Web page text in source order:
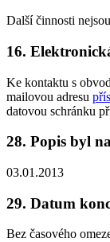
Další činnosti
16.
Ke kontaktu s
mailovou adresu
datovou schránku
28. Popis byl
03.01.2013
29. Datum
Bez časového